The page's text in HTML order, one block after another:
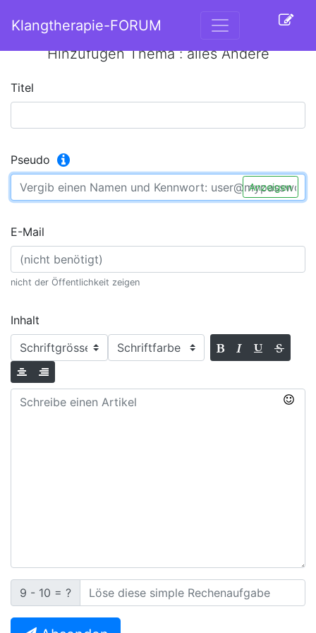
Klangtherapie-FORUM
Hinzufügen Thema : alles Andere
Titel
Pseudo
Anzeigen
E-Mail
nicht der Öffentlichkeit zeigen
Inhalt
9 - 10 = ?
Captcha